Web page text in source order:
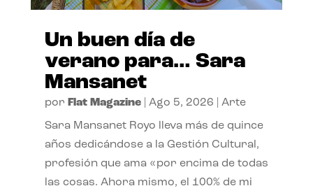
Un buen día de
verano para… Sara
Mansanet
por Flat Magazine| Ago 5, 2026 Arte
Sara Mansanet Royo lleva más de quince
años dedicándose a la Gestión Cultural,
profesión que ama «por encima de todas
las cosas. Ahora mismo, el 100% de mi